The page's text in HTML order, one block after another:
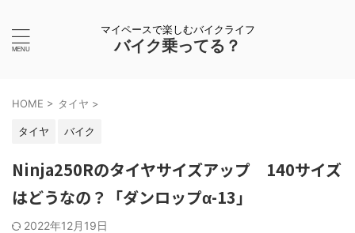
マイペースで楽しむバイクライフ
バイク乗ってる？
HOME > タイヤ >
タイヤ バイク
Ninja250Rのタイヤサイズアップ 140サイズ
はどうなの？「ダンロップα-13」
2022年12月19日